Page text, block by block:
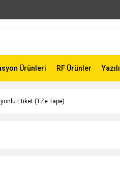
Ürünleri RF Ürünler
Etiket (TZe Tape)